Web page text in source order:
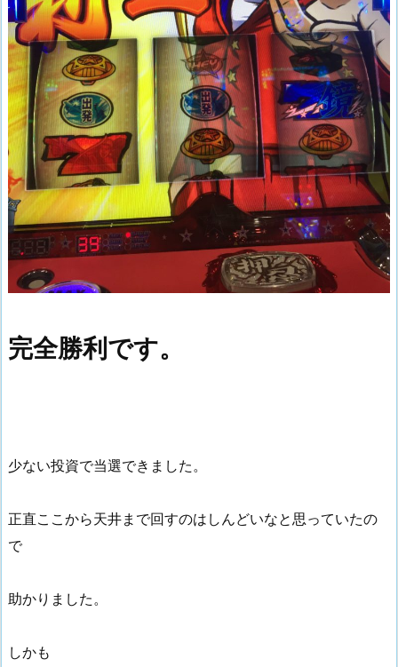
完全勝利です。
少ない投資で当選できました。
正直ここから天井まで回すのはしんどいなと思っていたの
で
助かりました。
しかも